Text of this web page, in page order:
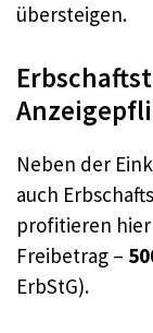
übersteigen.
Neben der
auch
profitieren
Freibetrag –
ErbStG).